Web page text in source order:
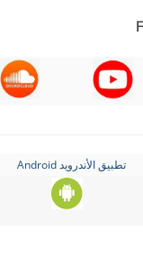
تطبيق الأندرويد Android